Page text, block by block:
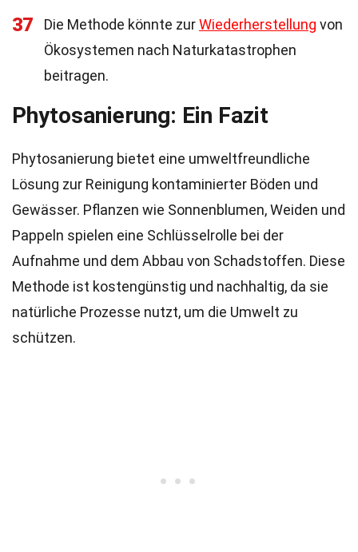
37 Die Methode könnte zurWiederherstellung von
Ökosystemen nach Naturkatastrophen
beitragen.
Phytosanierung: Ein Fazit
Phytosanierung bietet eine umweltfreundliche
Lösung zur Reinigung kontaminierter Böden und
Gewässer. Pflanzen wie Sonnenblumen, Weiden und
Pappeln spielen eine Schlüsselrolle bei der
Aufnahme und dem Abbau von Schadstoffen. Diese
Methode ist kostengünstig und nachhaltig, da sie
natürliche Prozesse nutzt, um die Umwelt zu
schützen.